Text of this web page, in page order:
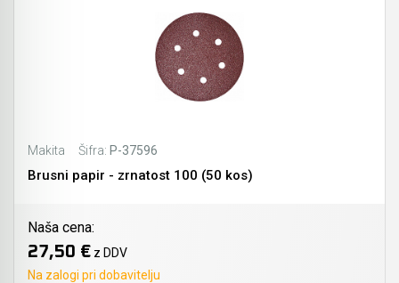
Makita Šifra: P-37596
Brusni papir - zrnatost 100 (50 kos)
Naša cena:
27,50 € z DDV
Na zalogi pri dobavitelju